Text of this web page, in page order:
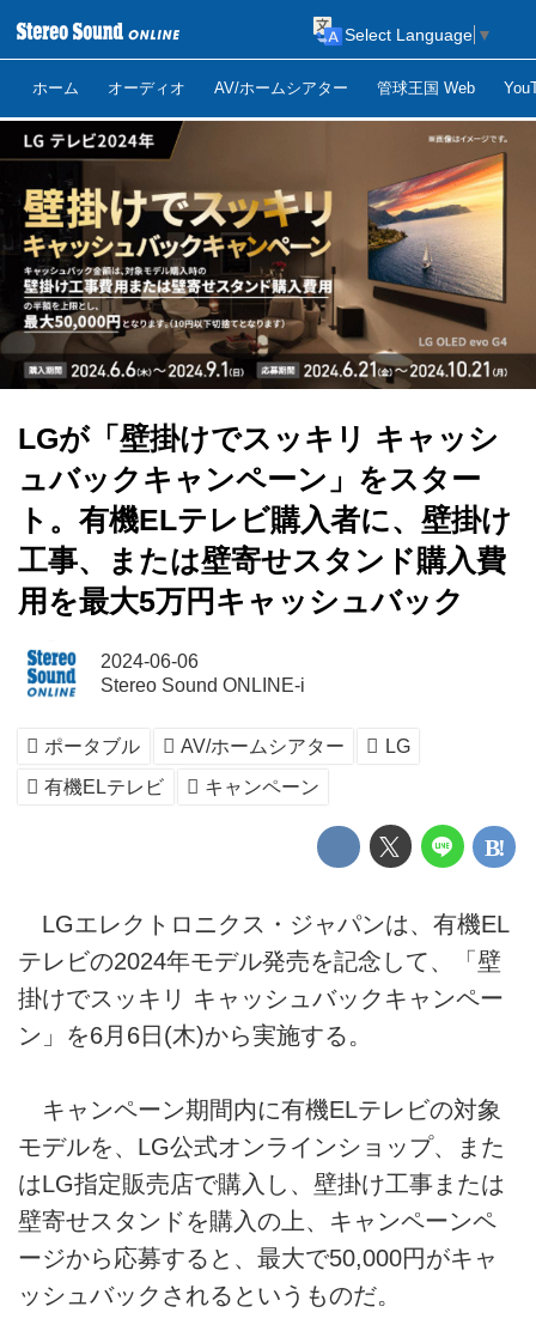
ホーム オーディオ AV/ホームシアター 管球王国 Web
Select Language ▼
LGが「壁掛けでスッキリ キャッシ
ュバックキャンペーン」をスター
ト。有機ELテレビ購入者に、壁掛け
工事、または壁寄せスタンド購入費
用を最大5万円キャッシュバック
2024-06-06
Stereo Sound ONLINE-i
ポータブル AV/ホームシアター
LG
有機ELテレビ
キャンペーン
LGエレクトロニクス・ジャパンは、有機EL
テレビの2024年モデル発売を記念して、「壁
掛けでスッキリ キャッシュバックキャンペー
ン」を6月6日(木)から実施する。
キャンペーン期間内に有機ELテレビの対象
モデルを、LG公式オンラインショップ、また
はLG指定販売店で購入し、壁掛け工事または
壁寄せスタンドを購入の上、キャンペーンペ
ージから応募すると、最大で50,000円がキャ
ッシュバックされるというものだ。